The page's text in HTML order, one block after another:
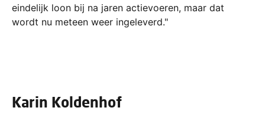
eindelijk loon bij na jaren actievoeren, maar dat
wordt nu meteen weer ingeleverd."
Karin Koldenhof